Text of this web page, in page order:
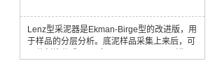
Lenz型采泥器是Ekman-Birge型的改进版，用
于样品的分层分析。底泥样品采集上来后，可